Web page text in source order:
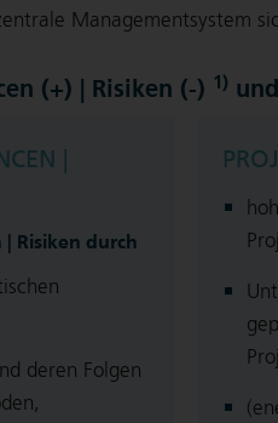
Managementsystem
(+) | Risiken (-) 1)
|
| Risiken durch
deren Folgen